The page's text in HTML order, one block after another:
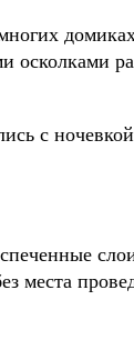
осколками
с
места